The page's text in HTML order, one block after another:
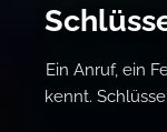
Ein Anruf, ein
kennt.